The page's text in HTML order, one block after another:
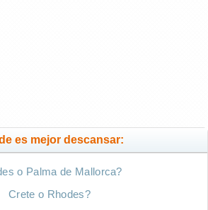
es mejor descansar:
o Palma de Mallorca?
Crete o Rhodes?